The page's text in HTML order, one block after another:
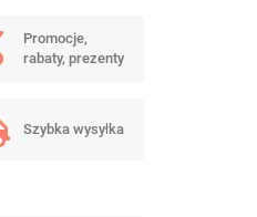
Promocje,
rabaty, prezenty
Szybka wysyłka